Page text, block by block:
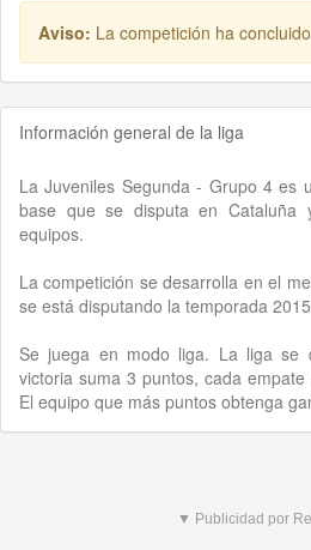
Aviso: La competición ha concluido
Información general de la liga
La Juveniles Segunda - Grupo 4 es
base que se disputa en Cataluña
equipos.
La competición se desarrolla en el
se está disputando la temporada
Se juega en modo liga. La liga se
victoria suma 3 puntos, cada
El equipo que más puntos obtenga
▼ Publicidad por